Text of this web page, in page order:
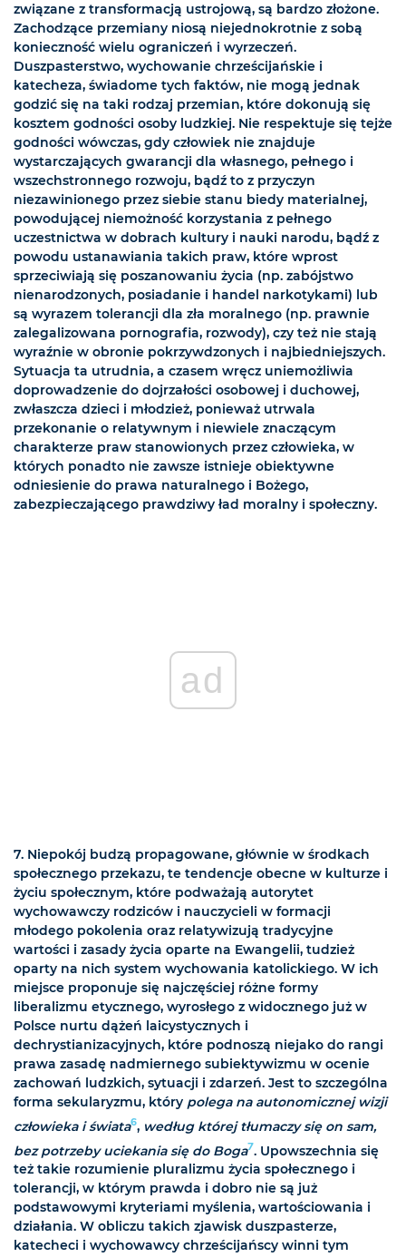
związane z transformacją ustrojową, są bardzo złożone.
Zachodzące przemiany niosą niejednokrotnie z sobą
konieczność wielu ograniczeń i wyrzeczeń.
Duszpasterstwo, wychowanie chrześcijańskie i
katecheza, świadome tych faktów, nie mogą jednak
godzić się na taki rodzaj przemian, które dokonują się
kosztem godności osoby ludzkiej. Nie respektuje się tejże
godności wówczas, gdy człowiek nie znajduje
wystarczających gwarancji dla własnego, pełnego i
wszechstronnego rozwoju, bądź to z przyczyn
niezawinionego przez siebie stanu biedy materialnej,
powodującej niemożność korzystania z pełnego
uczestnictwa w dobrach kultury i nauki narodu, bądź z
powodu ustanawiania takich praw, które wprost
sprzeciwiają się poszanowaniu życia (np. zabójstwo
nienarodzonych, posiadanie i handel narkotykami) lub
są wyrazem tolerancji dla zła moralnego (np. prawnie
zalegalizowana pornografia, rozwody), czy też nie stają
wyraźnie w obronie pokrzywdzonych i najbiedniejszych.
Sytuacja ta utrudnia, a czasem wręcz uniemożliwia
doprowadzenie do dojrzałości osobowej i duchowej,
zwłaszcza dzieci i młodzież, ponieważ utrwala
przekonanie o relatywnym i niewiele znaczącym
charakterze praw stanowionych przez człowieka, w
których ponadto nie zawsze istnieje obiektywne
odniesienie do prawa naturalnego i Bożego,
zabezpieczającego prawdziwy ład moralny i społeczny.
ad
7. Niepokój budzą propagowane, głównie w środkach
społecznego przekazu, te tendencje obecne w kulturze i
życiu społecznym, które podważają autorytet
wychowawczy rodziców i nauczycieli w formacji
młodego pokolenia oraz relatywizują tradycyjne
wartości i zasady życia oparte na Ewangelii, tudzież
oparty na nich system wychowania katolickiego. W ich
miejsce proponuje się najczęściej różne formy
liberalizmu etycznego, wyrosłego z widocznego już w
Polsce nurtu dążeń laicystycznych i
dechrystianizacyjnych, które podnoszą niejako do rangi
prawa zasadę nadmiernego subiektywizmu w ocenie
zachowań ludzkich, sytuacji i zdarzeń. Jest to szczególna
forma sekularyzmu, który polega na autonomicznej wizji
człowieka i świata6, według której tłumaczy się on sam,
bez potrzeby uciekania się do Boga7. Upowszechnia się
też takie rozumienie pluralizmu życia społecznego i
tolerancji, w którym prawda i dobro nie są już
podstawowymi kryteriami myślenia, wartościowania i
działania. W obliczu takich zjawisk duszpasterze,
katecheci i wychowawcy chrześcijańscy winni tym